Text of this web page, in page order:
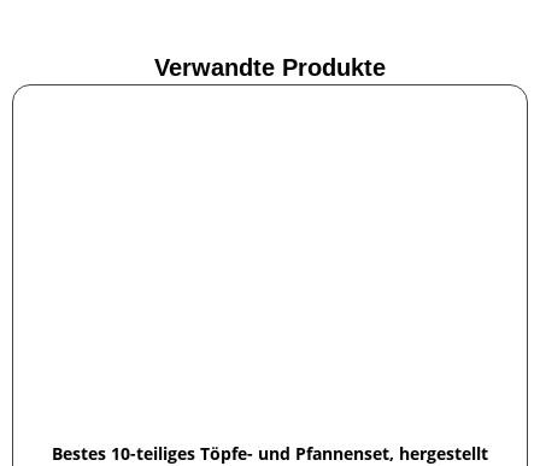
Verwandte Produkte
Bestes 10-teiliges Töpfe- und Pfannenset, hergestellt